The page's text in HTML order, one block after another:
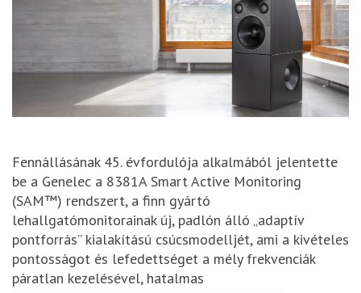
Fennállásának 45. évfordulója alkalmából jelentette
be a Genelec a 8381A Smart Active Monitoring
(SAM™) rendszert, a finn gyártó
lehallgatómonitorainak új, padlón álló „adaptív
pontforrás” kialakítású csúcsmodelljét, ami a kivételes
pontosságot és lefedettséget a mély frekvenciák
páratlan kezelésével, hatalmas